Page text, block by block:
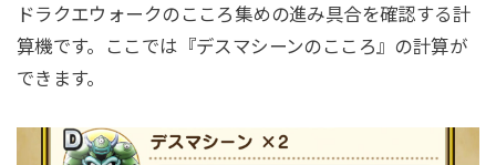
ドラクエウォークのこころ集めの進み具合を確認する計
算機です。ここでは『デスマシーンのこころ』の計算が
できます。